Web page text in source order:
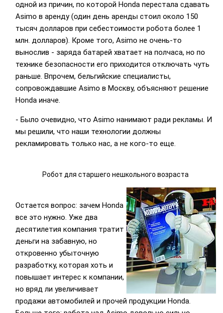
одной из причин, по которой Honda перестала сдавать
Asimo в аренду (один день аренды стоил около 150
тысяч долларов при себестоимости робота более 1
млн. долларов). Кроме того, Asimo не очень-то
вынослив - заряда батарей хватает на полчаса, но по
технике безопасности его приходится отключать чуть
раньше. Впрочем, бельгийские специалисты,
сопровождавшие Asimo в Москву, объясняют решение
Honda иначе.
- Было очевидно, что Asimo нанимают ради рекламы. И
мы решили, что наши технологии должны
рекламировать только нас, а не кого-то еще.
Робот для старшего нешкольного возраста
Остается вопрос: зачем Honda
все это нужно. Уже два
десятилетия компания тратит
деньги на забавную, но
откровенно убыточную
разработку, которая хоть и
повышает интерес к компании,
но вряд ли увеличивает
продажи автомобилей и прочей продукции Honda.